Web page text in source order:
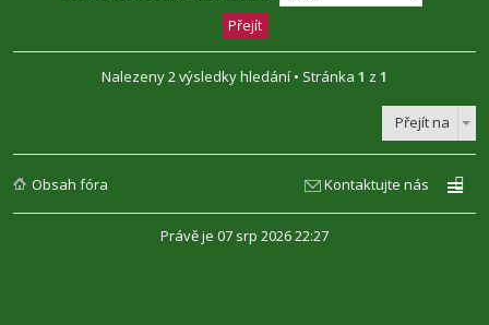
Nalezeny 2 výsledky hledání • Stránka 1 z 1
Přejít na
Obsah fóra Kontaktujte nás
Právě je 07 srp 2026 22:27